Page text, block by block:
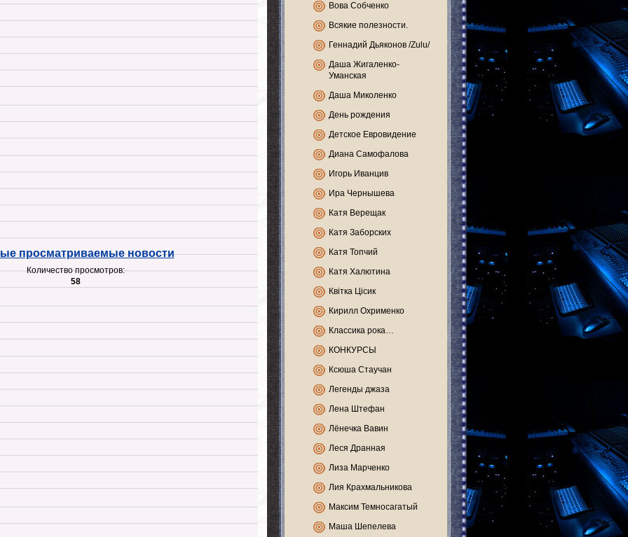
просматриваемые новости
Количество просмотров:
58
Вова Собченко
Всякие полезности.
Геннадий Дьяконов /Zulu/
Даша Жигаленко-
Уманская
Даша Миколенко
День рождения
Детское Евровидение
Диана Самофалова
Игорь Иванцив
Ира Чернышева
Катя Верещак
Катя Заборских
Катя Топчий
Катя Халютина
Квітка Цісик
Кирилл Охрименко
Классика рока…
КОНКУРСЫ
Ксюша Стаучан
Легенды джаза
Лена Штефан
Лёнечка Вавин
Леся Дранная
Лиза Марченко
Лия Крахмальникова
Максим Темносагатый
Маша Шепелева